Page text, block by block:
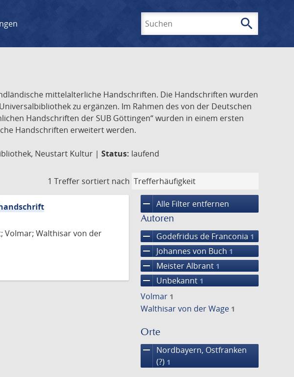
search
mittelalterliche Handschriften. Die Handschriften wurden
zu ergänzen. Im Rahmen des von der Deutschen
Handschriften der SUB Göttingen“ wurden in einem ersten
Handschriften erweitert werden.
Neustart Kultur | Status: laufend
1 Treffer sortiert nach
remove Alle Filter entfernen
Autoren
remove Godefridus de Franconia 1
remove Johannes von Buch 1
remove Meister Albrant 1
remove Unbekannt 1
Volmar 1
Walthisar von der Wage 1
Orte
remove
Nordbayern, Ostfranken
(?) 1
Volmar; Walthisar von der